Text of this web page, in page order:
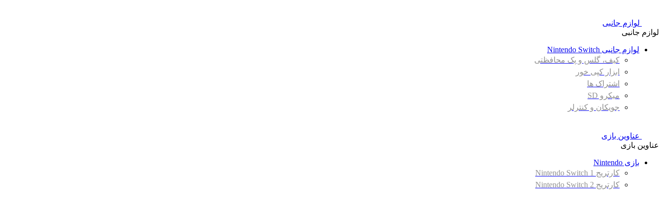
لوازم جانبی
لوازم جانبی
لوازم جانبی Nintendo Switch
کیف، گلس و پک محافظتی
ابزار کپی خور
اشتراک ها
میکرو SD
جویکان و کنترلر
عناوین بازی
عناوین بازی
بازی Nintendo
کارتریج Nintendo Switch 1
کارتریج Nintendo Switch 2